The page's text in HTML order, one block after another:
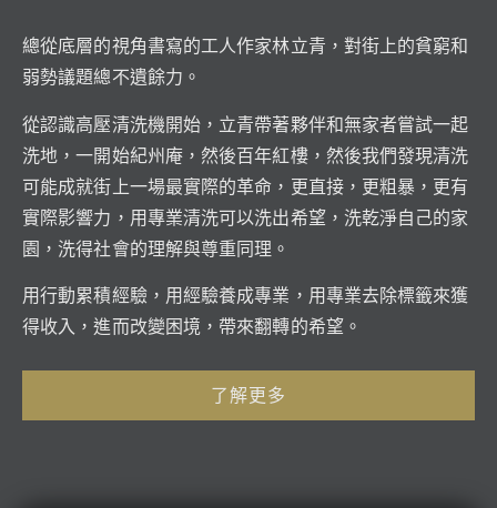
總從底層的視角書寫的工人作家林立青，對街上的貧窮和
弱勢議題總不遺餘力。
從認識高壓清洗機開始，立青帶著夥伴和無家者嘗試一起
洗地，一開始紀州庵，然後百年紅樓， 然後我們發現清洗
可能成就街上一場最實際的革命，更直接，更粗暴，更有
實際影響力， 用專業清洗可以洗出希望，洗乾淨自己的家
園，洗得社會的理解與尊重同理。
用行動累積經驗，用經驗養成專業，用專業去除標籤來獲
得收入，進而改變困境，帶來翻轉的希望。
了解更多